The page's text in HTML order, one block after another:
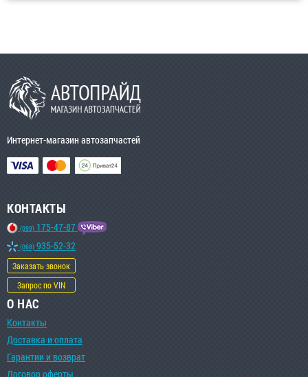
Интернет-магазин автозапчастей
КОНТАКТЫ
(099) 175-47-87
(068) 935-52-32
Заказать звонок
Запрос по VIN
О НАС
Контакты
Доставка и оплата
Гарантии и возврат
Договор оферты